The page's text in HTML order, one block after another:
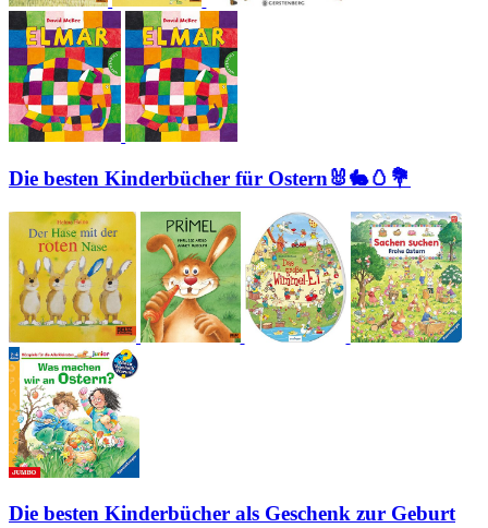
Die besten Kinderbücher für Ostern🐰🐇🥚💐
Die besten Kinderbücher als Geschenk zur Geburt